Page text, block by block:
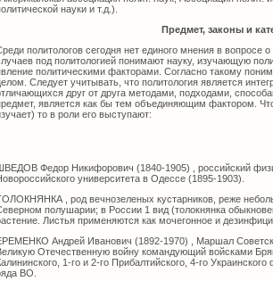
науки и т.д.).
Предмет, законы и
политологов сегодня нет единого мнения в вопросе
под политологией понимают науку, изучающую
политическими факторами. Согласно такому
Следует учитывать, что политология является
друг от друга методами, подходами,
является как бы тем объединяющим фактором.
то в роли его выступают:
Федор Никифорович (1840-1905) , российский
университета в Одессе (1895-1903).
, род вечнозеленых кустарников, реже
полушарии; в России 1 вид (толокнянка
Листья применяются как мочегонное и
Андрей Иванович (1892-1970) , Маршал
Отечественную войну командующий войсками
1-го и 2-го Прибалтийского, 4-го
ВО.